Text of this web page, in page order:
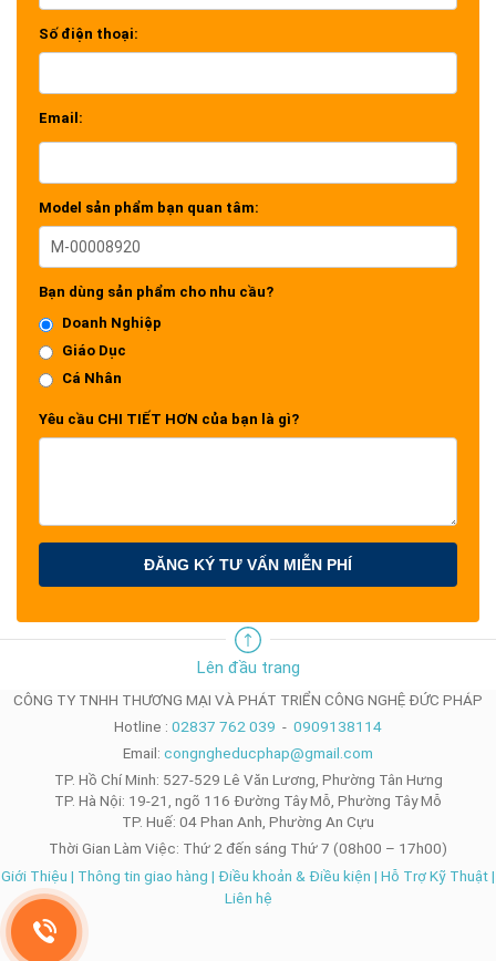
Số điện thoại:
Email:
Model sản phẩm bạn quan tâm:
Bạn dùng sản phẩm cho nhu cầu?
Doanh Nghiệp
Giáo Dục
Cá Nhân
Yêu cầu CHI TIẾT HƠN của bạn là gì?
ĐĂNG KÝ TƯ VẤN MIỄN PHÍ
Lên đầu trang
CÔNG TY TNHH THƯƠNG MẠI VÀ PHÁT TRIỂN CÔNG NGHỆ ĐỨC PHÁP
Hotline : 02837 762 039 - 0909138114
Email: congngheducphap@gmail.com
TP. Hồ Chí Minh: 527-529 Lê Văn Lương, Phường Tân Hưng
TP. Hà Nội: 19-21, ngõ 116 Đường Tây Mỗ, Phường Tây Mỗ
TP. Huế: 04 Phan Anh, Phường An Cựu
Thời Gian Làm Việc: Thứ 2 đến sáng Thứ 7 (08h00 – 17h00)
Giới Thiệu | Thông tin giao hàng | Điều khoản & Điều kiện | Hỗ Trợ Kỹ Thuật|
Liên hệ